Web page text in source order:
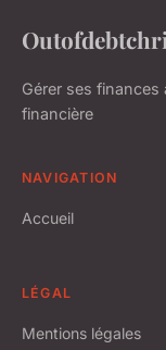
Gérer ses
financière
NAVIGATION
Accueil
LÉGAL
Mentions légales